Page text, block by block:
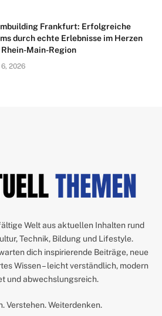
Frankfurt: Erfolgreiche
durch echte Erlebnisse im Herzen
Main-Region
6, 2026
Welt aus aktuellen Inhalten rund
Technik, Bildung und Lifestyle.
dich inspirierende Beiträge, neue
Wissen – leicht verständlich, modern
und abwechslungsreich.
Verstehen. Weiterdenken.